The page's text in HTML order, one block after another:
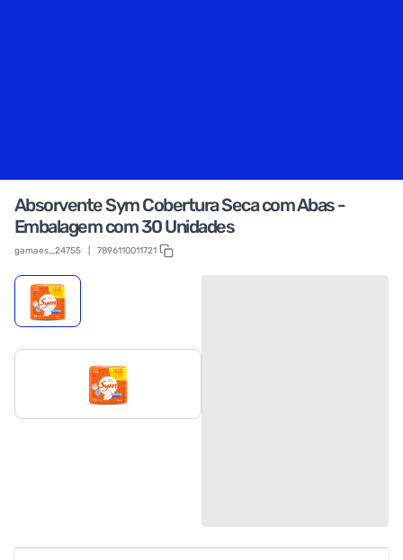
Absorvente Sym Cobertura Seca com Abas -
Embalagem com 30 Unidades
gamaes_24755 7896110011721